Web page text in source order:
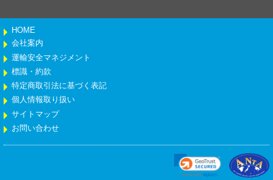
HOME
会社案内
運輸安全マネジメント
標識・約款
特定商取引法に基づく表記
個人情報取り扱い
サイトマップ
お問い合わせ